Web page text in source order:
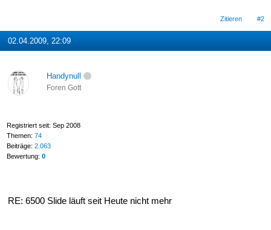
Zitieren #2
02.04.2009, 22:09
Handynull
Foren Gott
Registriert seit: Sep 2008
Themen: 74
Beiträge: 2.063
Bewertung: 0
RE: 6500 Slide läuft seit Heute nicht mehr